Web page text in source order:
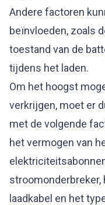
Andere factoren
beïnvloeden, zoals
toestand van de
tijdens het laden.
Om het hoogst
verkrijgen, moet er
met de volgende
het vermogen van
stroomonderbreker,
laadkabel en het